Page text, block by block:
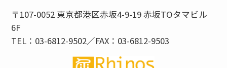
〒107-0052 東京都港区赤坂4-9-19 赤坂TOタマビル
6F
TEL：03-6812-9502／FAX：03-6812-9503